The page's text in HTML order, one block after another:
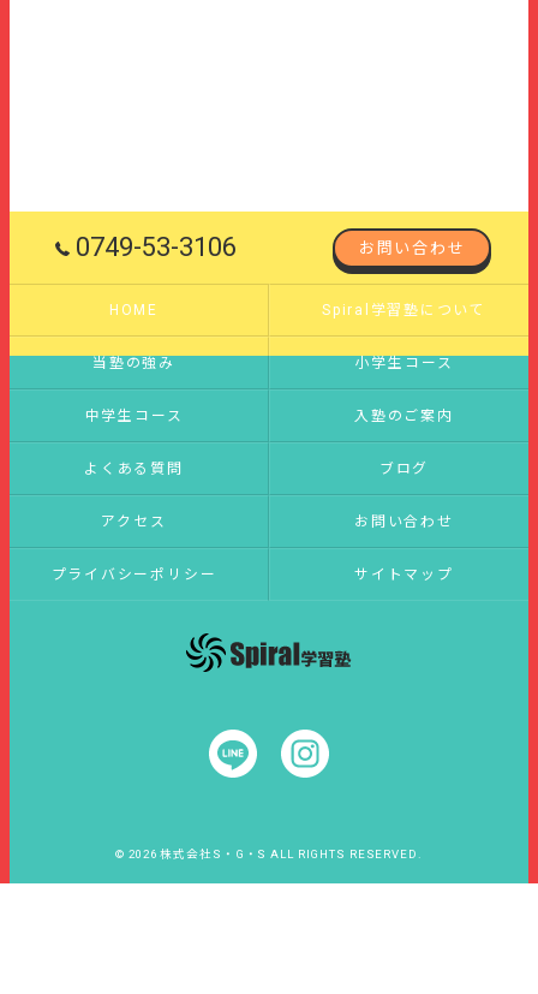
0749-53-3106 お問い合わせ
HOME Spiral学習塾について
当塾の強み 小学生コース
中学生コース 入塾のご案内
よくある質問 ブログ
アクセス お問い合わせ
プライバシーポリシー サイトマップ
© 2026 株式会社S・G・S ALL RIGHTS RESERVED.